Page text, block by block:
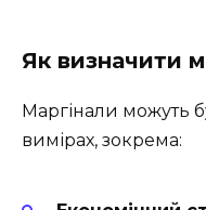
Як визначити
Маргінали можуть
вимірах, зокрема: